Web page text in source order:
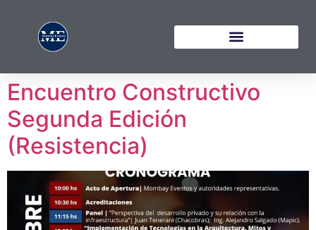
Encuentro Constructivo
Segunda Edición
(Resistencia)